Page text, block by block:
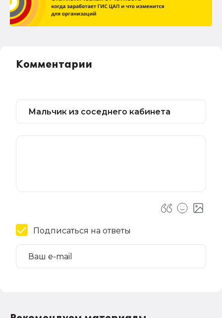
Комментарии
Подписаться на ответы